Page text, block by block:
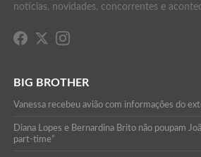
notícias, novidades, concorrentes e
BIG BROTHER
Vanessa recebeu avião com informações do
Diana Lopes e Bernardina Brito não poupam
part-time”